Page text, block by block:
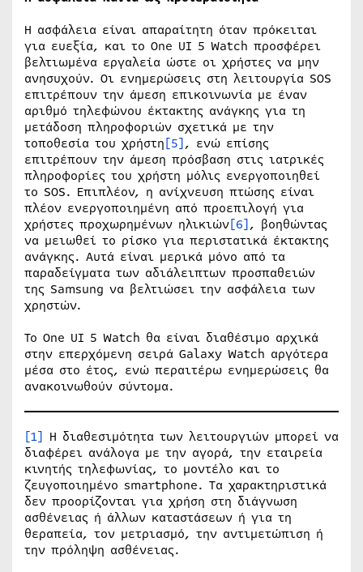
Η ασφάλεια είναι απαραίτητη όταν πρόκειται
για ευεξία, και το One UI 5 Watch προσφέρει
βελτιωμένα εργαλεία ώστε οι χρήστες να μην
ανησυχούν. Οι ενημερώσεις στη λειτουργία SOS
επιτρέπουν την άμεση επικοινωνία με έναν
αριθμό τηλεφώνου έκτακτης ανάγκης για τη
μετάδοση πληροφοριών σχετικά με την
τοποθεσία του χρήστη[5], ενώ επίσης
επιτρέπουν την άμεση πρόσβαση στις ιατρικές
πληροφορίες του χρήστη μόλις ενεργοποιηθεί
το SOS. Επιπλέον, η ανίχνευση πτώσης είναι
πλέον ενεργοποιημένη από προεπιλογή για
χρήστες προχωρημένων ηλικιών[6], βοηθώντας
να μειωθεί το ρίσκο για περιστατικά έκτακτης
ανάγκης. Αυτά είναι μερικά μόνο από τα
παραδείγματα των αδιάλειπτων προσπαθειών
της Samsung να βελτιώσει την ασφάλεια των
χρηστών.
Το One UI 5 Watch θα είναι διαθέσιμο αρχικά
στην επερχόμενη σειρά Galaxy Watch αργότερα
μέσα στο έτος, ενώ περαιτέρω ενημερώσεις θα
ανακοινωθούν σύντομα.
[1] Η διαθεσιμότητα των λειτουργιών μπορεί να
διαφέρει ανάλογα με την αγορά, την εταιρεία
κινητής τηλεφωνίας, το μοντέλο και το
ζευγοποιημένο smartphone. Τα χαρακτηριστικά
δεν προορίζονται για χρήση στη διάγνωση
ασθένειας ή άλλων καταστάσεων ή για τη
θεραπεία, τον μετριασμό, την αντιμετώπιση ή
την πρόληψη ασθένειας.